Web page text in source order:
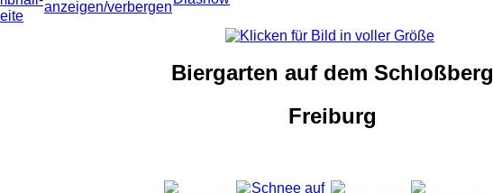
Biergarten auf dem Schloßberg
Freiburg